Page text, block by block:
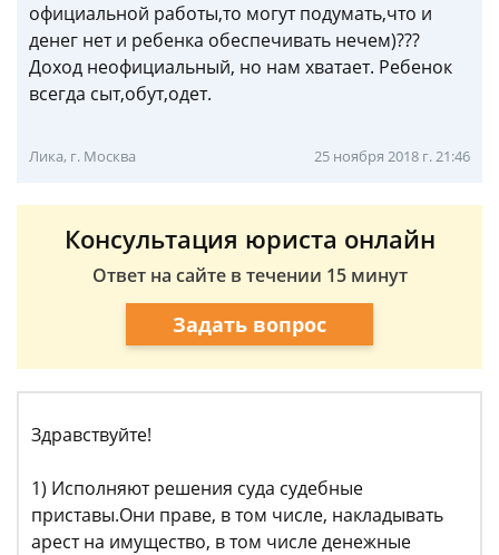
официальной работы,то могут подумать,что и
денег нет и ребенка обеспечивать нечем)???
Доход неофициальный, но нам хватает. Ребенок
всегда сыт,обут,одет.
Лика, г. Москва 25 ноября 2018 г. 21:46
Консультация юриста онлайн
Ответ на сайте в течении 15 минут
Задать вопрос
Здравствуйте!
1) Исполняют решения суда судебные
приставы.Они праве, в том числе, накладывать
арест на имущество, в том числе денежные